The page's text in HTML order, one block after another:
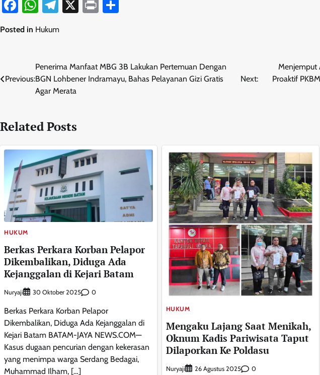
Facebook
WhatsApp
Telegram
X Print
Posted in Hukum
Navigasi
pos
Previous:
Penerima Manfaat MBG 3B Lakukan Pertemuan Dengan
BGN Lohbener Indramayu, Bahas Pelayanan Gizi Gratis
Agar Merata
Next:
Menjemput
Proaktif
Related Posts
HUKUM
Berkas Perkara Korban Pelapor
Dikembalikan, Diduga Ada
Kejanggalan di Kejari Batam
Nuryaji 30 Oktober 2025 0
Berkas Perkara Korban Pelapor
Dikembalikan, Diduga Ada Kejanggalan di
Kejari Batam BATAM-JAYA NEWS.COM—
Kasus dugaan pencurian dengan kekerasan
yang menimpa warga Serdang Bedagai,
Muhammad Ilham, […]
HUKUM
Mengaku Lajang Saat Menikah,
Oknum Kadis Pariwisata Taput
Dilaporkan Ke Poldasu
Nuryaji 26 Agustus 2025 0